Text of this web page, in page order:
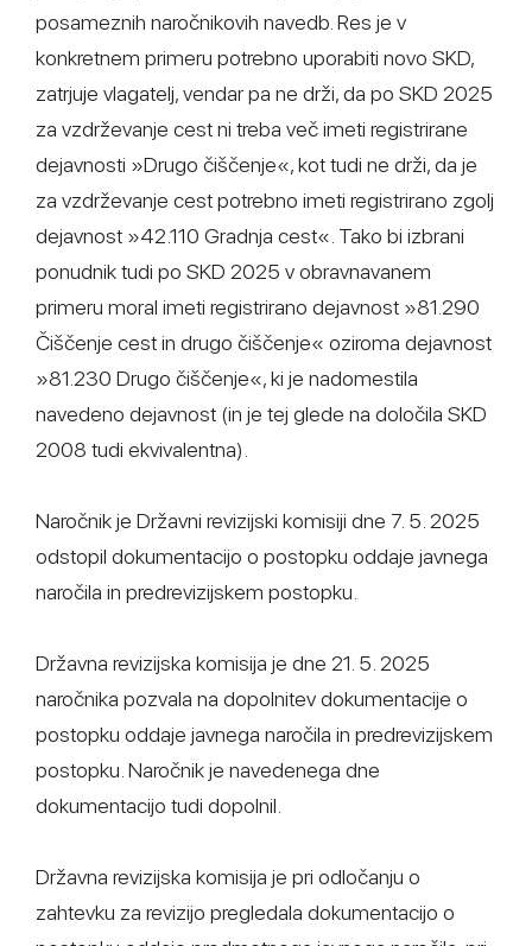
posameznih naročnikovih navedb. Res je v
konkretnem primeru potrebno uporabiti novo SKD,
zatrjuje vlagatelj, vendar pa ne drži, da po SKD 2025
za vzdrževanje cest ni treba več imeti registrirane
dejavnosti »Drugo čiščenje«, kot tudi ne drži, da je
za vzdrževanje cest potrebno imeti registrirano zgolj
dejavnost »42.110 Gradnja cest«. Tako bi izbrani
ponudnik tudi po SKD 2025 v obravnavanem
primeru moral imeti registrirano dejavnost »81.290
Čiščenje cest in drugo čiščenje« oziroma dejavnost
»81.230 Drugo čiščenje«, ki je nadomestila
navedeno dejavnost (in je tej glede na določila SKD
2008 tudi ekvivalentna).
Naročnik je Državni revizijski komisiji dne 7. 5. 2025
odstopil dokumentacijo o postopku oddaje javnega
naročila in predrevizijskem postopku.
Državna revizijska komisija je dne 21. 5. 2025
naročnika pozvala na dopolnitev dokumentacije o
postopku oddaje javnega naročila in predrevizijskem
postopku. Naročnik je navedenega dne
dokumentacijo tudi dopolnil.
Državna revizijska komisija je pri odločanju o
zahtevku za revizijo pregledala dokumentacijo o